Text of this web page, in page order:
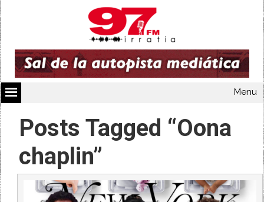
Menu
Posts Tagged “Oona
chaplin”